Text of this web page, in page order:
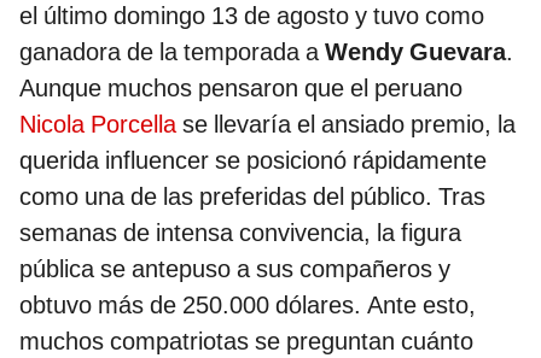
el último domingo 13 de agosto y tuvo como
ganadora de la temporada aWendy Guevara.
Aunque muchos pensaron que el peruano
Nicola Porcellase llevaría el ansiado premio, la
querida influencer se posicionó rápidamente
como una de las preferidas del público. Tras
semanas de intensa convivencia, la figura
pública se antepuso a sus compañeros y
obtuvo más de 250.000 dólares. Ante esto,
muchos compatriotas se preguntan cuánto